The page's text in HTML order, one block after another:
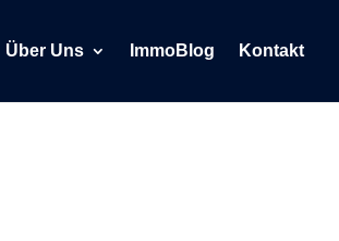
Über Uns ImmoBlog Kontakt